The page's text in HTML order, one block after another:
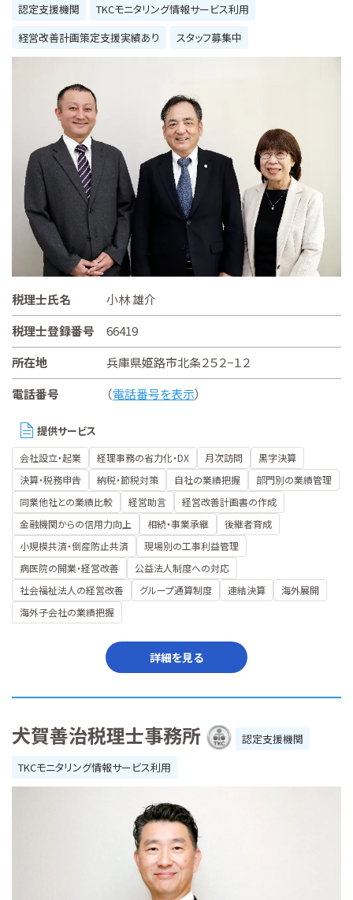
認定支援機関
TKCモニタリング情報サービス利用
経営改善計画策定支援実績あり
スタッフ募集中
税理士氏名
小林 雄介
税理士登録番号
66419
所在地
兵庫県姫路市北条２５２−１２
電話番号
（電話番号を表示）
提供サービス
会社設立・起業 経理事務の省力化・DX 月次訪問
黒字決算
決算・税務申告
納税・節税対策 自社の業績把握
部門別の業績管理
同業他社との業績比較
経営助言
経営改善計画書の作成
金融機関からの信用力向上
相続・事業承継
後継者育成
小規模共済・倒産防止共済
現場別の工事利益管理
病医院の開業・経営改善
公益法人制度への対応
社会福祉法人の経営改善
グループ通算制度 連結決算
海外展開
海外子会社の業績把握
詳細を見る
犬賀善治税理士事務所
認定支援機関
TKCモニタリング情報サービス利用